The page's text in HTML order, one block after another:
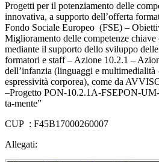
Progetti per il potenziamento delle
innovativa, a supporto dell’offerta
Fondo Sociale Europeo (FSE) –
Miglioramento delle competenze
mediante il supporto dello sviluppo
formatori e staff – Azione 10.2.1 –
dell’infanzia (linguaggi e multimedialità
espressività corporea), come da
–Progetto PON-10.2.1A-FSEPON-
ta-mente”
CUP : F45B17000260007
Allegati: